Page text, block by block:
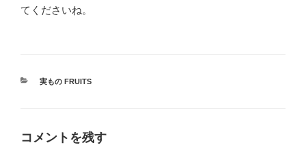
てくださいね。
カ
実もの FRUITS
コメントを残す